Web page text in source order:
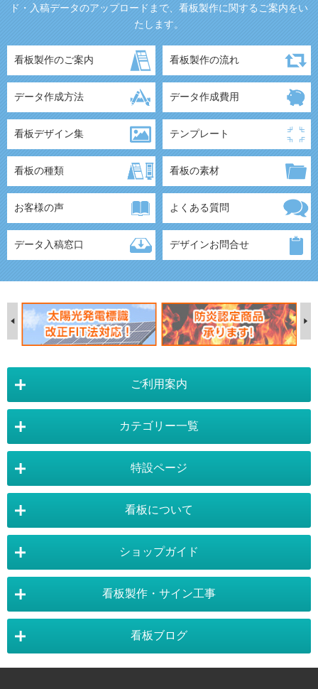
ド・入稿データのアップロードまで、看板製作に関するご案内をい
たします。
看板製作のご案内 看板製作の流れ
データ作成方法 データ作成費用
看板デザイン集 テンプレート
看板の種類 看板の素材
お客様の声 よくある質問
データ入稿窓口 デザインお問合せ
ご利用案内
店舗詳細情報
運営会社 :株式会社トレード
〒454-0011 愛知県 名古屋市中川区山王4-5-10
TEL:052-265-7603 FAX:052-350-2662
お気軽にお問い合わせ下さい。
お問合せ
カテゴリー一覧
スタンド看板：オプション バナースタンド
自立看板 フロアサイン／路面表示
壁面看板 LEDライトパネル
ポスターフレーム イーゼル
特設ページ
バナースタンド特設ページ 大型看板・突出看板特設ページ
イーゼルスタンド特設ページ ホワイトボード特設ページ
販促・店舗用品特設ページ バックパネル特設ページ
看板について
看板設置のきまり 看板の用語集
施工事例 スタッフ紹介
ショップガイド
お支払い方法 送料・納期・配送
商品の返品・交換 注文の変更・取り消し
看板製作・サイン工事
看板ブログ